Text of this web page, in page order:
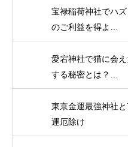
宝禄稲荷神社でハ
のご利益を得よ…
愛宕神社で猫に会
する秘密とは？…
東京金運最強神社
運厄除け